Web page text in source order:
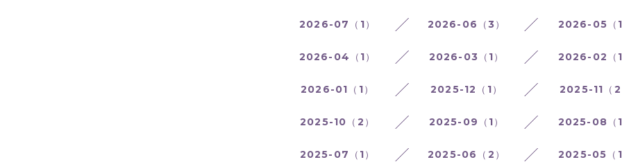
2026-07（1） 2026-06（3） 2026-05（1
2026-04（1） 2026-03（1） 2026-02（1
2026-01（1） 2025-12（1） 2025-11（2
2025-10（2） 2025-09（1） 2025-08（1
2025-07（1） 2025-06（2） 2025-05（1